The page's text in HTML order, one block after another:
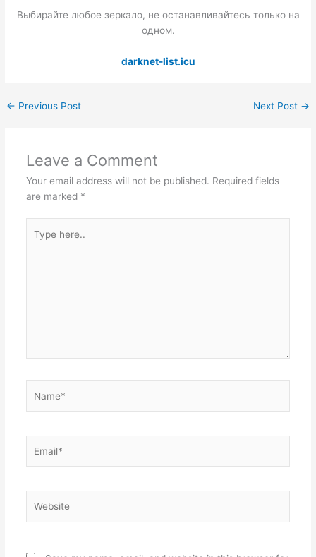
Выбирайте любое зеркало, не останавливайтесь только на
одном.
darknet-list.icu
← Previous Post Next Post →
Leave a Comment
Your email address will not be published. Required fields
are marked *
here..